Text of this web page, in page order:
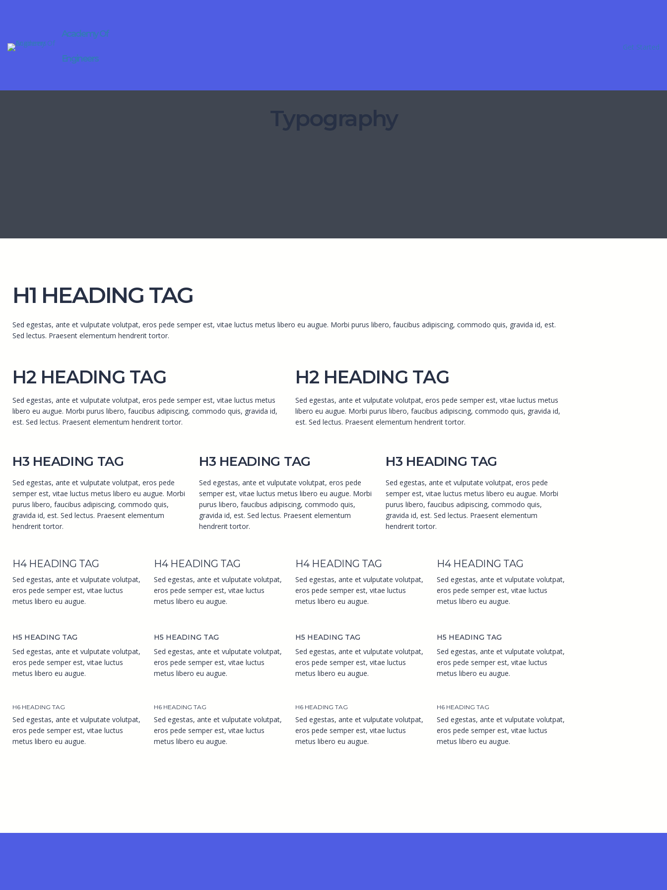
Academy Of
Engineers
Get Started
Typography
H1 HEADING TAG
Sed egestas, ante et vulputate volutpat, eros pede semper est, vitae luctus metus libero eu augue. Morbi purus libero, faucibus adipiscing, commodo quis, gravida id, est.
Sed lectus. Praesent elementum hendrerit tortor.
H2 HEADING TAG
Sed egestas, ante et vulputate volutpat, eros pede semper est, vitae luctus metus
libero eu augue. Morbi purus libero, faucibus adipiscing, commodo quis, gravida id,
est. Sed lectus. Praesent elementum hendrerit tortor.
H2 HEADING TAG
Sed egestas, ante et vulputate volutpat, eros pede semper est, vitae luctus metus
libero eu augue. Morbi purus libero, faucibus adipiscing, commodo quis, gravida id,
est. Sed lectus. Praesent elementum hendrerit tortor.
H3 HEADING TAG
Sed egestas, ante et vulputate volutpat, eros pede
semper est, vitae luctus metus libero eu augue. Morbi
purus libero, faucibus adipiscing, commodo quis,
gravida id, est. Sed lectus. Praesent elementum
hendrerit tortor.
H3 HEADING TAG
Sed egestas, ante et vulputate volutpat, eros pede
semper est, vitae luctus metus libero eu augue. Morbi
purus libero, faucibus adipiscing, commodo quis,
gravida id, est. Sed lectus. Praesent elementum
hendrerit tortor.
H3 HEADING TAG
Sed egestas, ante et vulputate volutpat, eros pede
semper est, vitae luctus metus libero eu augue. Morbi
purus libero, faucibus adipiscing, commodo quis,
gravida id, est. Sed lectus. Praesent elementum
hendrerit tortor.
H4 HEADING TAG
Sed egestas, ante et vulputate volutpat,
eros pede semper est, vitae luctus
metus libero eu augue.
H4 HEADING TAG
Sed egestas, ante et vulputate volutpat,
eros pede semper est, vitae luctus
metus libero eu augue.
H4 HEADING TAG
Sed egestas, ante et vulputate volutpat,
eros pede semper est, vitae luctus
metus libero eu augue.
H4 HEADING TAG
Sed egestas, ante et vulputate volutpat,
eros pede semper est, vitae luctus
metus libero eu augue.
H5 HEADING TAG
Sed egestas, ante et vulputate volutpat,
eros pede semper est, vitae luctus
metus libero eu augue.
H5 HEADING TAG
Sed egestas, ante et vulputate volutpat,
eros pede semper est, vitae luctus
metus libero eu augue.
H5 HEADING TAG
Sed egestas, ante et vulputate volutpat,
eros pede semper est, vitae luctus
metus libero eu augue.
H5 HEADING TAG
Sed egestas, ante et vulputate volutpat,
eros pede semper est, vitae luctus
metus libero eu augue.
H6 HEADING TAG
Sed egestas, ante et vulputate volutpat,
eros pede semper est, vitae luctus
metus libero eu augue.
H6 HEADING TAG
Sed egestas, ante et vulputate volutpat,
eros pede semper est, vitae luctus
metus libero eu augue.
H6 HEADING TAG
Sed egestas, ante et vulputate volutpat,
eros pede semper est, vitae luctus
metus libero eu augue.
H6 HEADING TAG
Sed egestas, ante et vulputate volutpat,
eros pede semper est, vitae luctus
metus libero eu augue.